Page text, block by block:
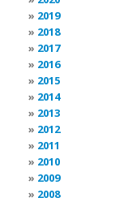
2019
2018
2017
2016
2015
2014
2013
2012
2011
2010
2009
2008